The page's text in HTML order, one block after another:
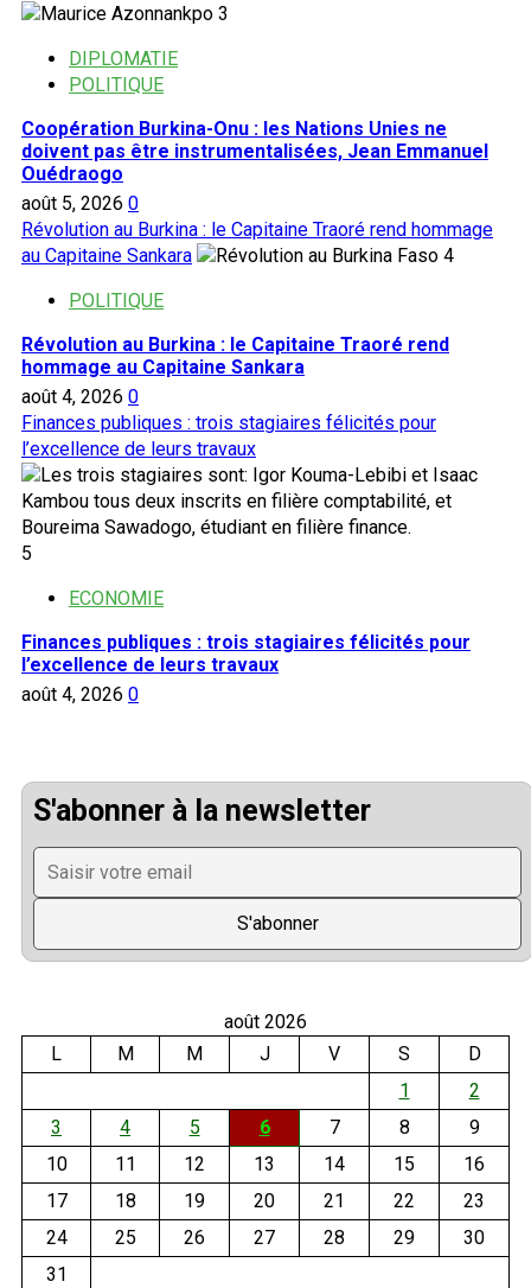
3
DIPLOMATIE
POLITIQUE
Coopération Burkina-Onu : les Nations Unies ne
doivent pas être instrumentalisées, Jean Emmanuel
Ouédraogo
août 5, 2026 0
Révolution au Burkina : le Capitaine Traoré rend hommage
au Capitaine Sankara
4
POLITIQUE
Révolution au Burkina : le Capitaine Traoré rend
hommage au Capitaine Sankara
août 4, 2026 0
Finances publiques : trois stagiaires félicités pour
l’excellence de leurs travaux
5
ECONOMIE
Finances publiques : trois stagiaires félicités pour
l’excellence de leurs travaux
août 4, 2026 0
S'abonner à la newsletter
août 2026
L
M M J V S
D
1
2
3
4 5 6 7 8
9
10
11 12 13 14 15
16
17
18 19 20 21 22
23
24
25 26 27 28 29
30
31